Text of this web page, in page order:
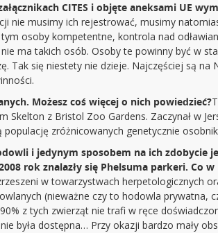
CITES i objęte aneksami UE
nie musimy ich rejestrować, musimy
osoby kompetentne, kontrola nad
ma takich osób. Osoby te powinny być w
Tak się niestety nie dzieje. Najczęściej są
Możesz coś więcej o nich powiedzieć?
z Bristol Zoo Gardens. Zaczynał w
zróżnicowanych genetycznie
i jedynym sposobem na ich zdobycie
rok znalazły się Phelsuma parkeri. Co
w towarzystwach herpetologicznych
(nieważne czy to hodowla
z tych zwierząt nie trafi w ręce
była dostępna… Przy okazji bardzo mały